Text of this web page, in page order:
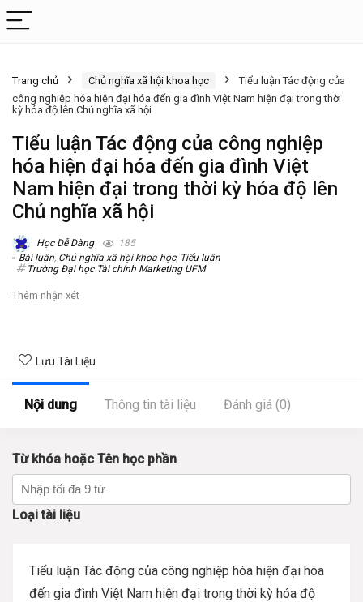
Trang chủ Chủ nghĩa xã hội khoa học
Tiểu luận Tác động của
công nghiệp hóa hiện đại hóa đến gia đình Việt Nam hiện đại trong thời
kỳ hóa độ lên Chủ nghĩa xã hội
Tiểu luận Tác động của công nghiệp
hóa hiện đại hóa đến gia đình Việt
Nam hiện đại trong thời kỳ hóa độ lên
Chủ nghĩa xã hội
Học Dễ Dàng
185
Bài luận, Chủ nghĩa xã hội khoa học, Tiểu luận
Trường Đại học Tài chính Marketing UFM
Thêm nhận xét
Lưu Tài Liệu
Nội dung Thông tin tài liệu Đánh giá (0)
Từ khóa hoặc Tên học phần
Loại tài liệu
Tiểu luận Tác động của công nghiệp hóa hiện đại hóa
đến gia đình Việt Nam hiện đại trong thời kỳ hóa độ